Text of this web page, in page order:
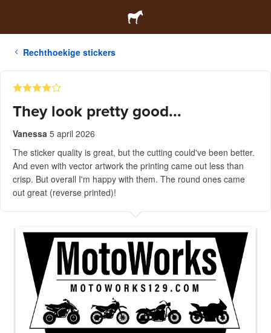
Rechthoekige stickers
They look pretty good...
Vanessa 5 april 2026
The sticker quality is great, but the cutting could've been better.
And even with vector artwork the printing came out less than
crisp. But overall I'm happy with them. The round ones came
out great (reverse printed)!